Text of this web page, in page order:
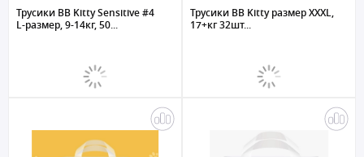
Трусики BB Kitty Sensitive #4
L-размер, 9-14кг, 50...
Трусики BB Kitty размер XXXL,
17+кг 32шт...